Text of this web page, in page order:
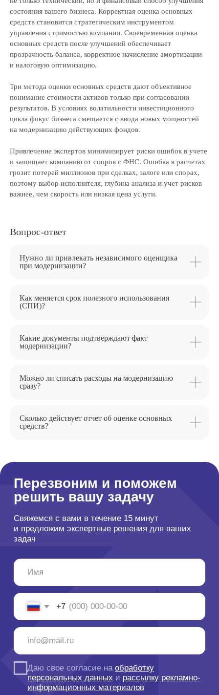
состояния вашего бизнеса. Корректная оценка основных
средств становится стратегическим инструментом
управления стоимостью компании. Своевременная оценка
основных средств после улучшений обеспечивает
прозрачность баланса, корректное начисление амортизации
и налоговую оптимизацию.
Три метода оценки основных средств дают объективное
понимание стоимости активов только при согласовании
результатов. В условиях волатильности инвестиционного
цикла фокус бизнеса смещается с ввода новых мощностей
на модернизацию действующих фондов.
Привлечение экспертов минимизирует риски ошибок в учете
и защищает компанию от споров с ФНС. Ошибка в расчетах
грозит потерей миллионов при сделках, залоге или спорах,
поэтому выбор исполнителя, глубина анализа и учет рисков
важнее, чем скорость или низкая цена услуги.
Вопрос-ответ
Нужно ли привлекать независимого оценщика
при модернизации?
Как меняется срок полезного использования
(СПИ)?
Какие документы подтверждают факт
модернизации?
Можно ли списать расходы на модернизацию
сразу?
Сколько действует отчет об оценке основных
средств?